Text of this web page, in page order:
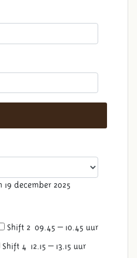
19 december 2025
Shift 2 09.45 – 10.45 uur
Shift 4 12.15 – 13.15 uur